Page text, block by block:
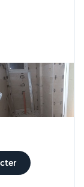
de
jardinages/
à des prix
contacter